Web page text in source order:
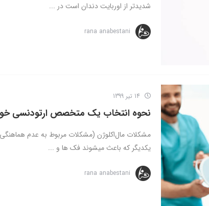
شدیدتر از اوربایت دندان است در ...
rana anabestani
نحوه انتخاب یک متخصص ارتودنسی
مشکلات مال‌اکلوژن (مشکلات مربوط به عدم
یکدیگر که باعث میشوند فک ها و ...
rana anabestani